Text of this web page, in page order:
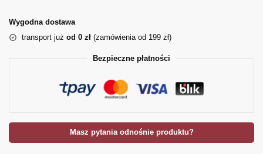
Wygodna dostawa
transport już od 0 zł (zamówienia od 199 zł)
Bezpieczne płatności
Masz pytania odnośnie produktu?